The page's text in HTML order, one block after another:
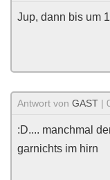
Jup, dann bis um
Antwort von GAST |
:D.... manchmal
garnichts im hirn